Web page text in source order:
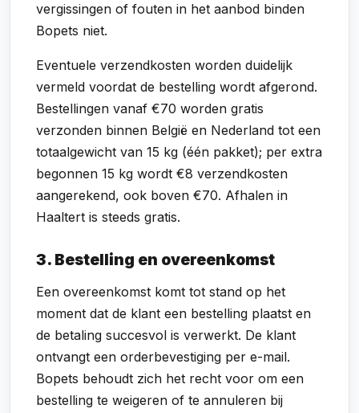
vergissingen of fouten in het aanbod binden
Bopets niet.
Eventuele verzendkosten worden duidelijk
vermeld voordat de bestelling wordt afgerond.
Bestellingen vanaf €70 worden gratis
verzonden binnen België en Nederland tot een
totaalgewicht van 15 kg (één pakket); per extra
begonnen 15 kg wordt €8 verzendkosten
aangerekend, ook boven €70. Afhalen in
Haaltert is steeds gratis.
3. Bestelling en overeenkomst
Een overeenkomst komt tot stand op het
moment dat de klant een bestelling plaatst en
de betaling succesvol is verwerkt. De klant
ontvangt een orderbevestiging per e-mail.
Bopets behoudt zich het recht voor om een
bestelling te weigeren of te annuleren bij